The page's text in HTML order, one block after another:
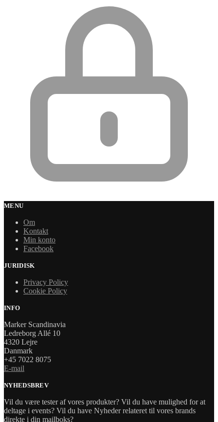
MENU
Om
Kontakt
Min konto
Facebook
JURIDISK
Privacy Policy
Cookie Policy
INFO
Marker Scandinavia
Ledreborg Allé 10
4320 Lejre
Danmark
+45 7022 8075
E-mail
NYHEDSBREV
Vil du være tester af vores produkter? Vil du have mulighed for at
deltage i events? Vil du have Nyheder relateret til vores brands
direkte i din mailboks?